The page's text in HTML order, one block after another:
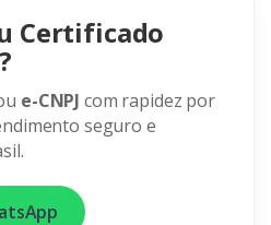
Certificado
e-CNPJ com rapidez por
seguro e